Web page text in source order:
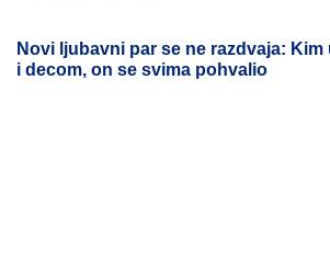
Novi ljubavni par se ne razdvaja:
i decom, on se svima pohvalio